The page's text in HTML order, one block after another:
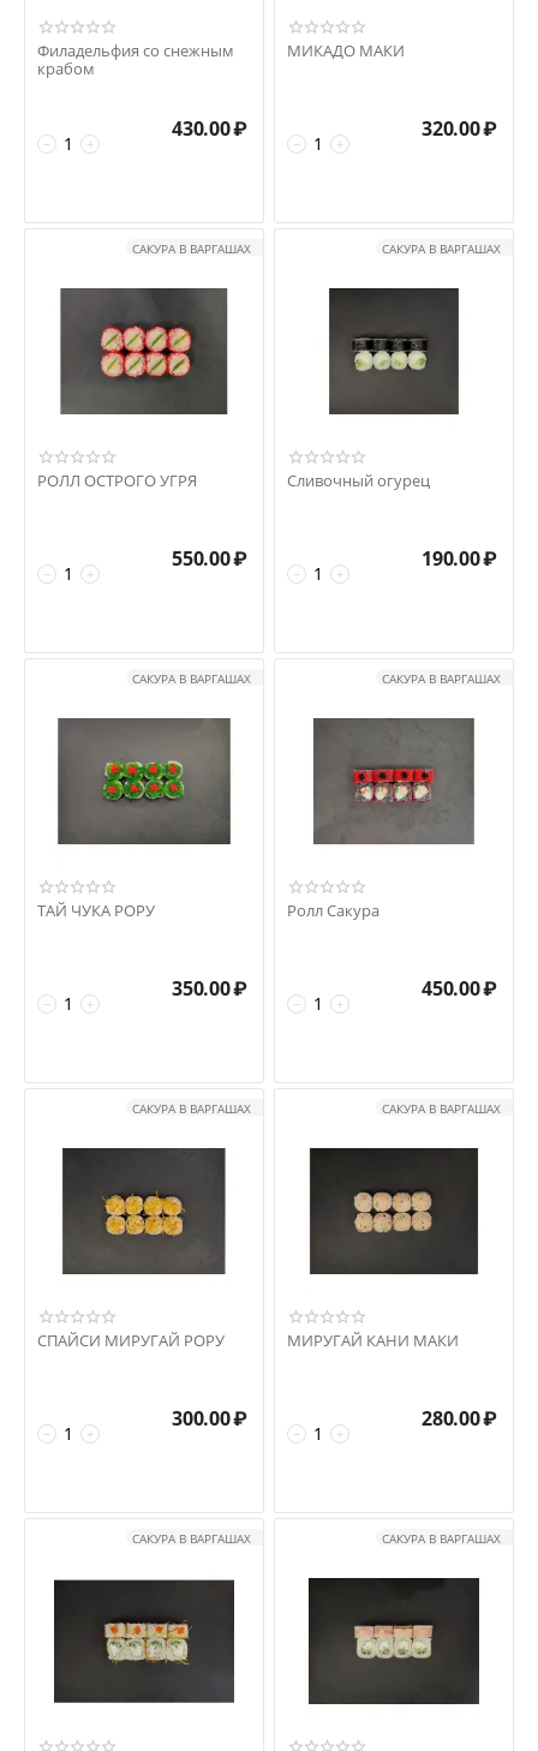
Филадельфия со снежным
крабом
+
−
430.00₽
МИКАДО МАКИ
+
−
320.00₽
САКУРА В ВАРГАШАХ
РОЛЛ ОСТРОГО УГРЯ
+
−
550.00₽
САКУРА В ВАРГАШАХ
Сливочный огурец
+
−
190.00₽
САКУРА В ВАРГАШАХ
ТАЙ ЧУКА РОРУ
+
−
350.00₽
САКУРА В ВАРГАШАХ
Ролл Сакура
+
−
450.00₽
САКУРА В ВАРГАШАХ
СПАЙСИ МИРУГАЙ РОРУ
+
−
300.00₽
САКУРА В ВАРГАШАХ
МИРУГАЙ КАНИ МАКИ
+
−
280.00₽
САКУРА В ВАРГАШАХ САКУРА В ВАРГАШАХ